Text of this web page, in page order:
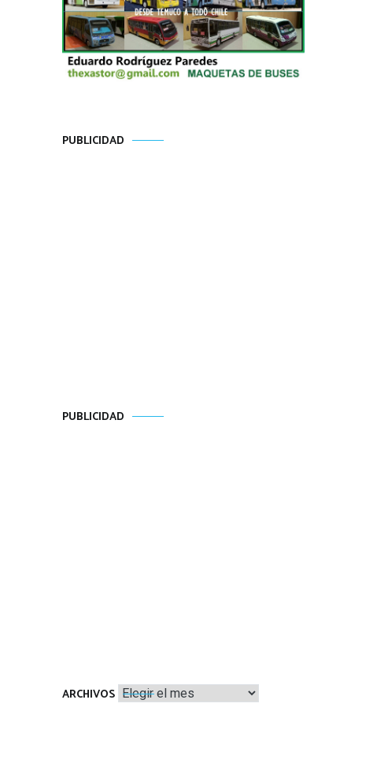
PUBLICIDAD
PUBLICIDAD
ARCHIVOS Archivos